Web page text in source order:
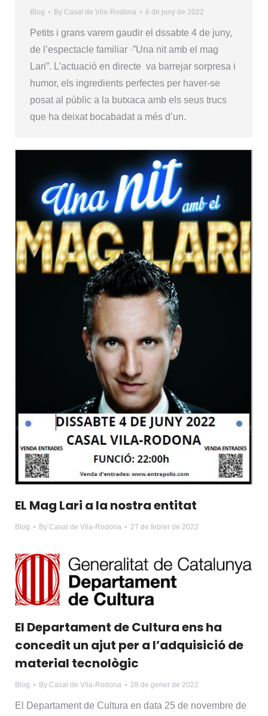
Blog By Casal de Vila-Rodona 6 de juny de 2022
Petits i grans varem gaudir el dssabte 4 de juny,
de l’espectacle familiar ·”Una nit amb el mag
Lari”. L’actuació en directe va barrejar sorpresa i
humor, els ingredients perfectes per haver-se
posat al públic a la butxaca amb els seus trucs
que ha deixat bocabadat a més d’un.
EL Mag Lari a la nostra entitat
Blog By Casal de Vila-Rodona 27 de febrer de 2022
El Departament de Cultura ens ha
concedit un ajut per a l’adquisició de
material tecnològic
Blog By Casal de Vila-Rodona 28 de gener de 2022
El Departament de Cultura en data 25 de novembre de